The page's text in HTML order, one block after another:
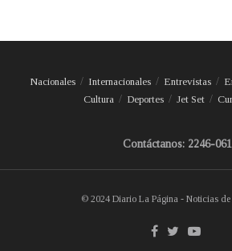
Nacionales Internacionales Entrevistas
Cultura
Deportes Jet Set
Contáctanos: 2246-
© 2024 Diario La Página - Noticias